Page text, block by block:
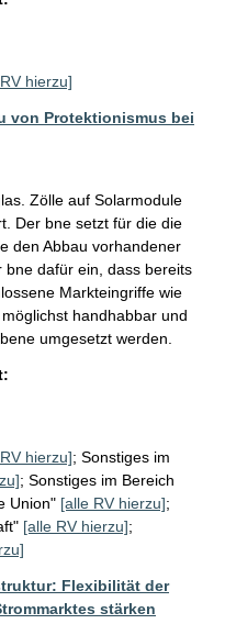
hierzu]
von Protektionismus bei
Zölle auf Solarmodule
Der bne setzt für die die
den Abbau vorhandener
dafür ein, dass bereits
Markteingriffe wie
handhabbar und
hierzu]; Sonstiges im
; Sonstiges im Bereich
Union" [alle RV hierzu];
[alle RV hierzu];
Flexibilität der
stärken